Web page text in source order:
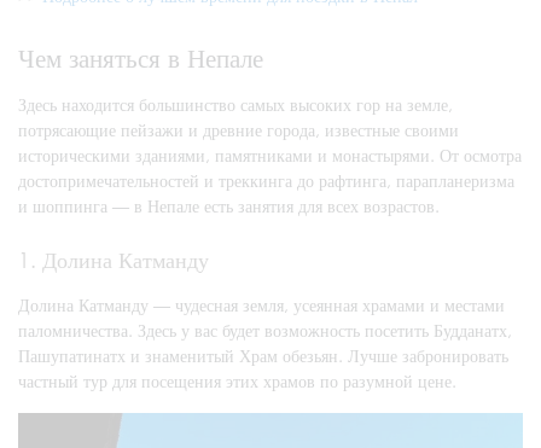
Чем заняться в Непале
Здесь находится большинство самых высоких гор на земле,
потрясающие пейзажи и древние города, известные своими
историческими зданиями, памятниками и монастырями. От осмотра
достопримечательностей и треккинга до рафтинга, парапланеризма
и шоппинга — в Непале есть занятия для всех возрастов.
1. Долина Катманду
Долина Катманду — чудесная земля, усеянная храмами и местами
паломничества. Здесь у вас будет возможность посетить Будданатх,
Пашупатинатх и знаменитый Храм обезьян. Лучше забронировать
частный тур для посещения этих храмов по разумной цене.